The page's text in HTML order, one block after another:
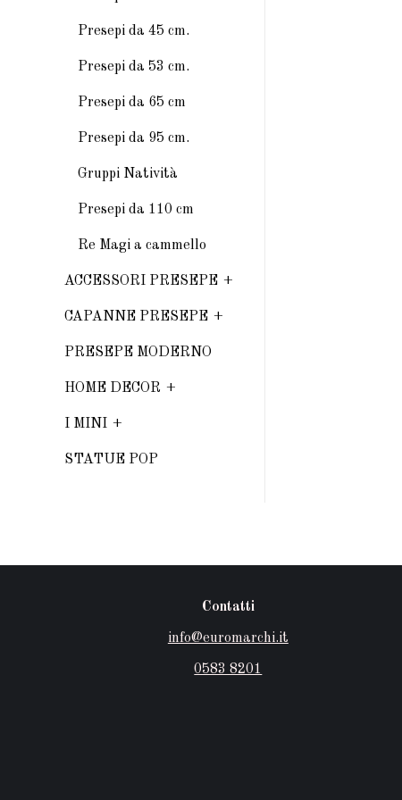
Presepi da 45 cm.
Presepi da 53 cm.
Presepi da 65 cm
Presepi da 95 cm.
Gruppi Natività
Presepi da 110 cm
Re Magi a cammello
ACCESSORI PRESEPE
CAPANNE PRESEPE
PRESEPE MODERNO
HOME DECOR
I MINI
STATUE POP
Contatti
info@euromarchi.it
0583 8201